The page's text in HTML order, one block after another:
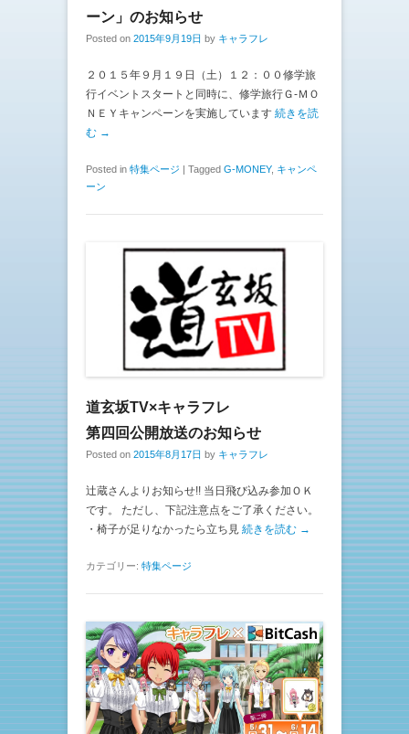
ーン」のお知らせ
Posted on 2015年9月19日 by キャラフレ
２０１５年９月１９日（土）１２：００修学旅
行イベントスタートと同時に、修学旅行Ｇ-ＭＯ
ＮＥＹキャンペーンを実施しています 続きを読
む →
Posted in 特集ページ | Tagged G-MONEY, キャンペ
ーン
道玄坂TV×キャラフレ
第四回公開放送のお知らせ
Posted on 2015年8月17日 by キャラフレ
辻蔵さんよりお知らせ!! 当日飛び込み参加ＯＫ
です。 ただし、下記注意点をご了承ください。
・椅子が足りなかったら立ち見 続きを読む →
カテゴリー: 特集ページ